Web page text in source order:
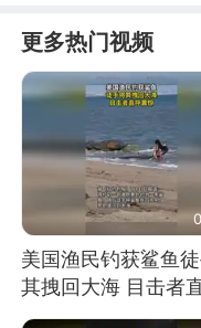
更多热门视频
美国渔民钓获鲨鱼
其拽回大海 目击者
震惊 （视频来源：